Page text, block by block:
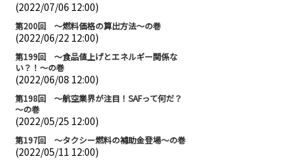
(2022/07/06 12:00)
第200回 ～燃料価格の算出方法～の巻
(2022/06/22 12:00)
第199回 ～食品値上げとエネルギー関係な
い？！～の巻
(2022/06/08 12:00)
第198回 ～航空業界が注目！SAFって何だ？
～の巻
(2022/05/25 12:00)
第197回 ～タクシー燃料の補助金登場～の巻
(2022/05/11 12:00)